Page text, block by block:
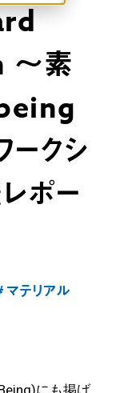
素
ークシ
ポー
マテリアル
にも掲げ